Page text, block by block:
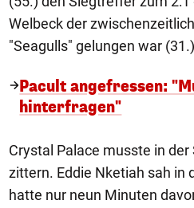
Welbeck der
"Seagulls" gelungen war
Pacult angefressen:
hinterfragen"
Crystal Palace musste in
zittern. Eddie Nketiah sah in
hatte nur neun Minuten